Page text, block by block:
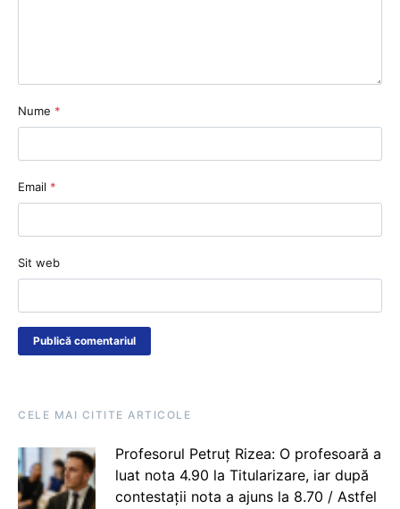
Nume *
Email *
Sit web
CELE MAI CITITE ARTICOLE
Profesorul Petruț Rizea: O profesoară a
luat nota 4.90 la Titularizare, iar după
contestații nota a ajuns la 8.70 / Astfel